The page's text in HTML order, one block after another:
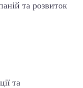
та розвиток
та